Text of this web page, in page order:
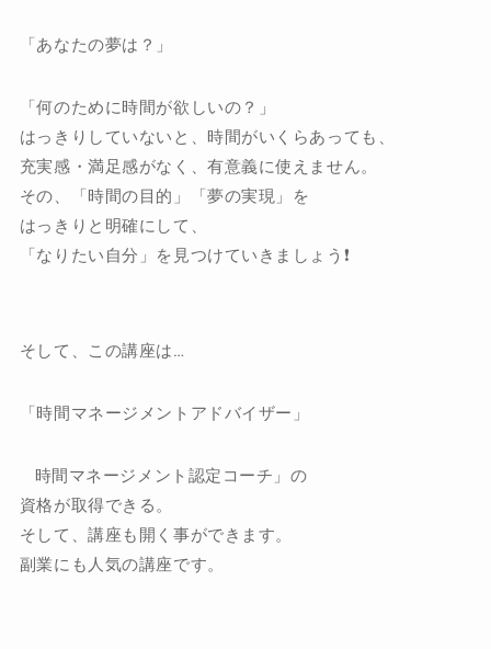
「あなたの夢は？」
「何のために時間が欲しいの？」
はっきりしていないと、時間がいくらあっても、
充実感・満足感がなく、有意義に使えません。
その、「時間の目的」「夢の実現」を
はっきりと明確にして、
「なりたい自分」を見つけていきましょう❗️
そして、この講座は…
「時間マネージメントアドバイザー」
時間マネージメント認定コーチ」の
資格が取得できる。
そして、講座も開く事ができます。
副業にも人気の講座です。